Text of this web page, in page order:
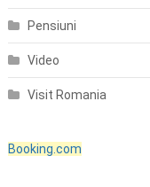
Pensiuni
Video
Visit Romania
Booking.com